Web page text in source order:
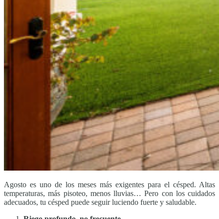
Agosto es uno de los meses más exigentes para el césped. Altas
temperaturas, más pisoteo, menos lluvias… Pero con los cuidados
adecuados, tu césped puede seguir luciendo fuerte y saludable.